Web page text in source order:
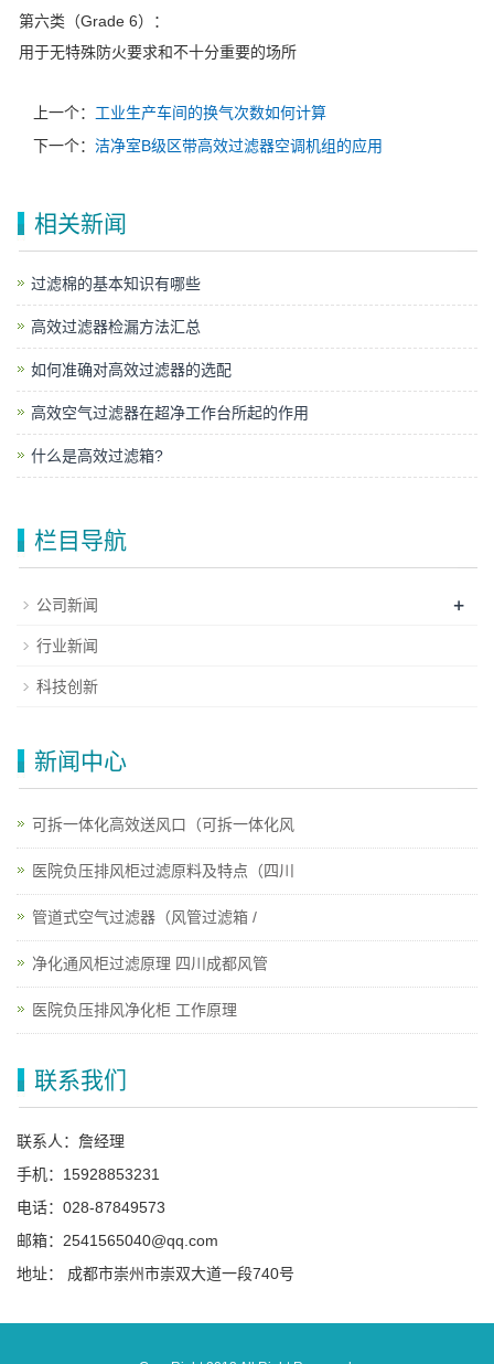
第六类（Grade 6）：
用于无特殊防火要求和不十分重要的场所
上一个： 工业生产车间的换气次数如何计算
下一个： 洁净室B级区带高效过滤器空调机组的应用
相关新闻
过滤棉的基本知识有哪些
高效过滤器检漏方法汇总
如何准确对高效过滤器的选配
高效空气过滤器在超净工作台所起的作用
什么是高效过滤箱?
栏目导航
公司新闻 +
行业新闻
科技创新
新闻中心
可拆一体化高效送风口（可拆一体化风
医院负压排风柜过滤原料及特点（四川
管道式空气过滤器（风管过滤箱 /
净化通风柜过滤原理 四川成都风管
医院负压排风净化柜 工作原理
联系我们
联系人：詹经理
手机：15928853231
电话：028-87849573
邮箱：2541565040@qq.com
地址： 成都市崇州市崇双大道一段740号